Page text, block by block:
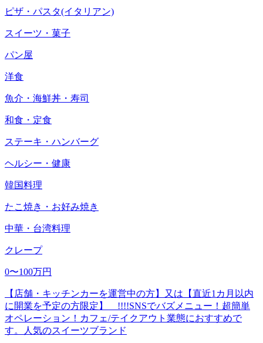
ピザ・パスタ(イタリアン)
スイーツ・菓子
パン屋
洋食
魚介・海鮮丼・寿司
和食・定食
ステーキ・ハンバーグ
ヘルシー・健康
韓国料理
たこ焼き・お好み焼き
中華・台湾料理
クレープ
0〜100万円
【店舗・キッチンカーを運営中の方】又は【直近1カ月以内
に開業を予定の方限定】 !!!!SNSでバズメニュー！超簡単
オペレーション！カフェ/テイクアウト業態におすすめで
す。人気のスイーツブランド